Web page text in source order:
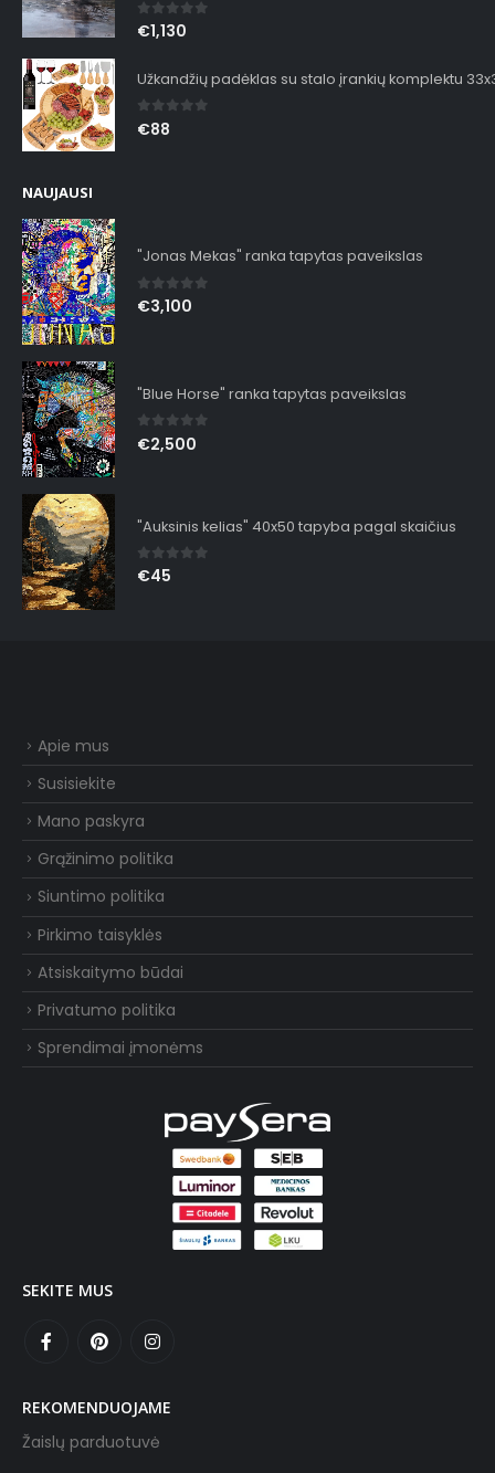
0out of 5
€1,130
Užkandžių padėklas su stalo įrankių komplektu
0out of 5
€88
NAUJAUSI
"Jonas Mekas" ranka tapytas paveikslas
0out of 5
€3,100
"Blue Horse" ranka tapytas paveikslas
0out of 5
€2,500
"Auksinis kelias" 40x50 tapyba pagal skaičius
0out of 5
€45
Apie mus
Susisiekite
Mano paskyra
Grąžinimo politika
Siuntimo politika
Pirkimo taisyklės
Atsiskaitymo būdai
Privatumo politika
Sprendimai įmonėms
SEKITE MUS
REKOMENDUOJAME
Žaislų parduotuvė